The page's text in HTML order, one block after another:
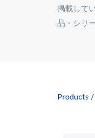
掲載して
品・シリ
Products